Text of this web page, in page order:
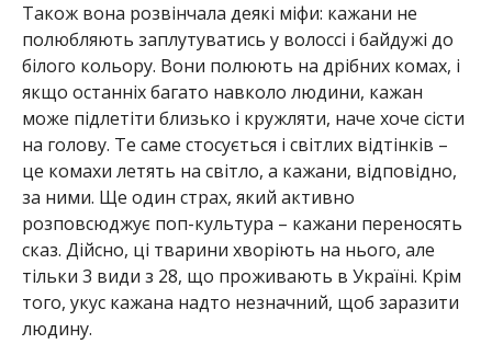
Також вона розвінчала деякі міфи: кажани не
полюбляють заплутуватись у волоссі і байдужі до
білого кольору. Вони полюють на дрібних комах, і
якщо останніх багато навколо людини, кажан
може підлетіти близько і кружляти, наче хоче сісти
на голову. Те саме стосується і світлих відтінків –
це комахи летять на світло, а кажани, відповідно,
за ними. Ще один страх, який активно
розповсюджує поп-культура – кажани переносять
сказ. Дійсно, ці тварини хворіють на нього, але
тільки 3 види з 28, що проживають в Україні. Крім
того, укус кажана надто незначний, щоб заразити
людину.